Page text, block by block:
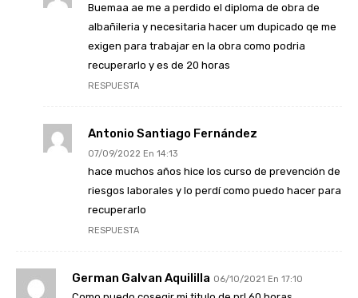
Buemaa ae me a perdido el diploma de obra de
albañileria y necesitaria hacer um dupicado qe me
exigen para trabajar en la obra como podria
recuperarlo y es de 20 horas
RESPUESTA
Antonio Santiago Fernández
07/09/2022 En 14:13
hace muchos años hice los curso de prevención de
riesgos laborales y lo perdí como puedo hacer para
recuperarlo
RESPUESTA
German Galvan Aquililla 06/10/2021 En 17:10